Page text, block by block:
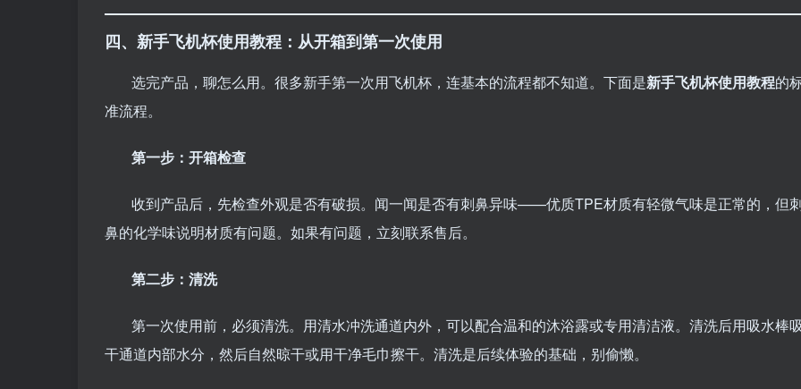
四、新手飞机杯使用教程：从开箱到第一次使用
选完产品，聊怎么用。很多新手第一次用飞机杯，连基本的流程都不知道。下面是新手飞机杯使用教程的
准流程。
第一步：开箱检查
收到产品后，先检查外观是否有破损。闻一闻是否有刺鼻异味——优质TPE材质有轻微气味是正常的，但
鼻的化学味说明材质有问题。如果有问题，立刻联系售后。
第二步：清洗
第一次使用前，必须清洗。用清水冲洗通道内外，可以配合温和的沐浴露或专用清洁液。清洗后用吸水棒
干通道内部水分，然后自然晾干或用干净毛巾擦干。清洗是后续体验的基础，别偷懒。